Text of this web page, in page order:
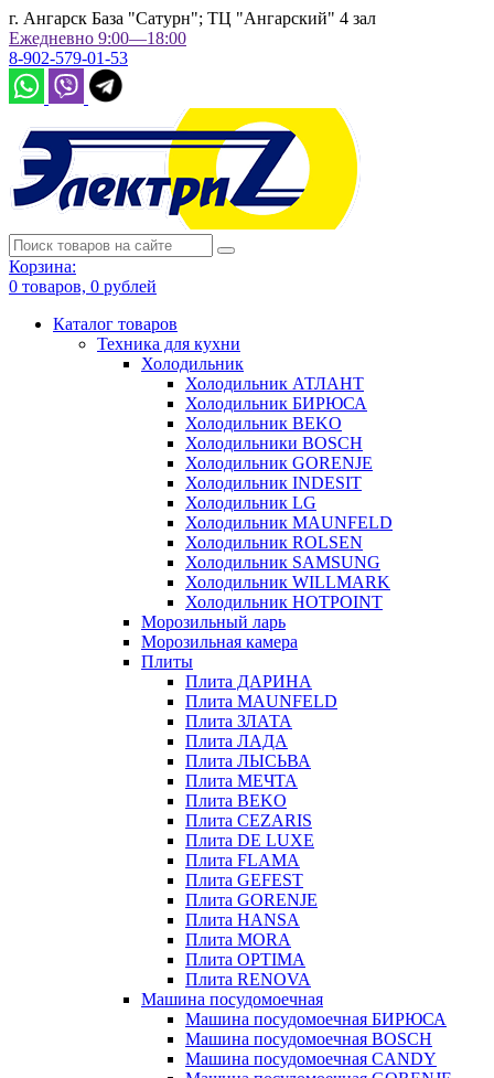
г. Ангарск База "Сатурн"; ТЦ "Ангарский" 4 зал
Ежедневно 9:00—18:00
8-902-579-01-53
Корзина:
0 товаров, 0 рублей
Каталог товаров
Техника для кухни
Холодильник
Холодильник АТЛАНТ
Холодильник БИРЮСА
Холодильник BEKO
Холодильники BOSCH
Холодильник GORENJE
Холодильник INDESIT
Холодильник LG
Холодильник MAUNFELD
Холодильник ROLSEN
Холодильник SAMSUNG
Холодильник WILLMARK
Холодильник HOTPOINT
Морозильный ларь
Морозильная камера
Плиты
Плита ДАРИНА
Плита MAUNFELD
Плита ЗЛАТА
Плита ЛАДА
Плита ЛЫСЬВА
Плита МЕЧТА
Плита BEKO
Плита CEZARIS
Плита DE LUXE
Плита FLAMA
Плита GEFEST
Плита GORENJE
Плита HANSA
Плита MORA
Плита OPTIMA
Плита RENOVA
Машина посудомоечная
Машина посудомоечная БИРЮСА
Машина посудомоечная BOSCH
Машина посудомоечная CANDY